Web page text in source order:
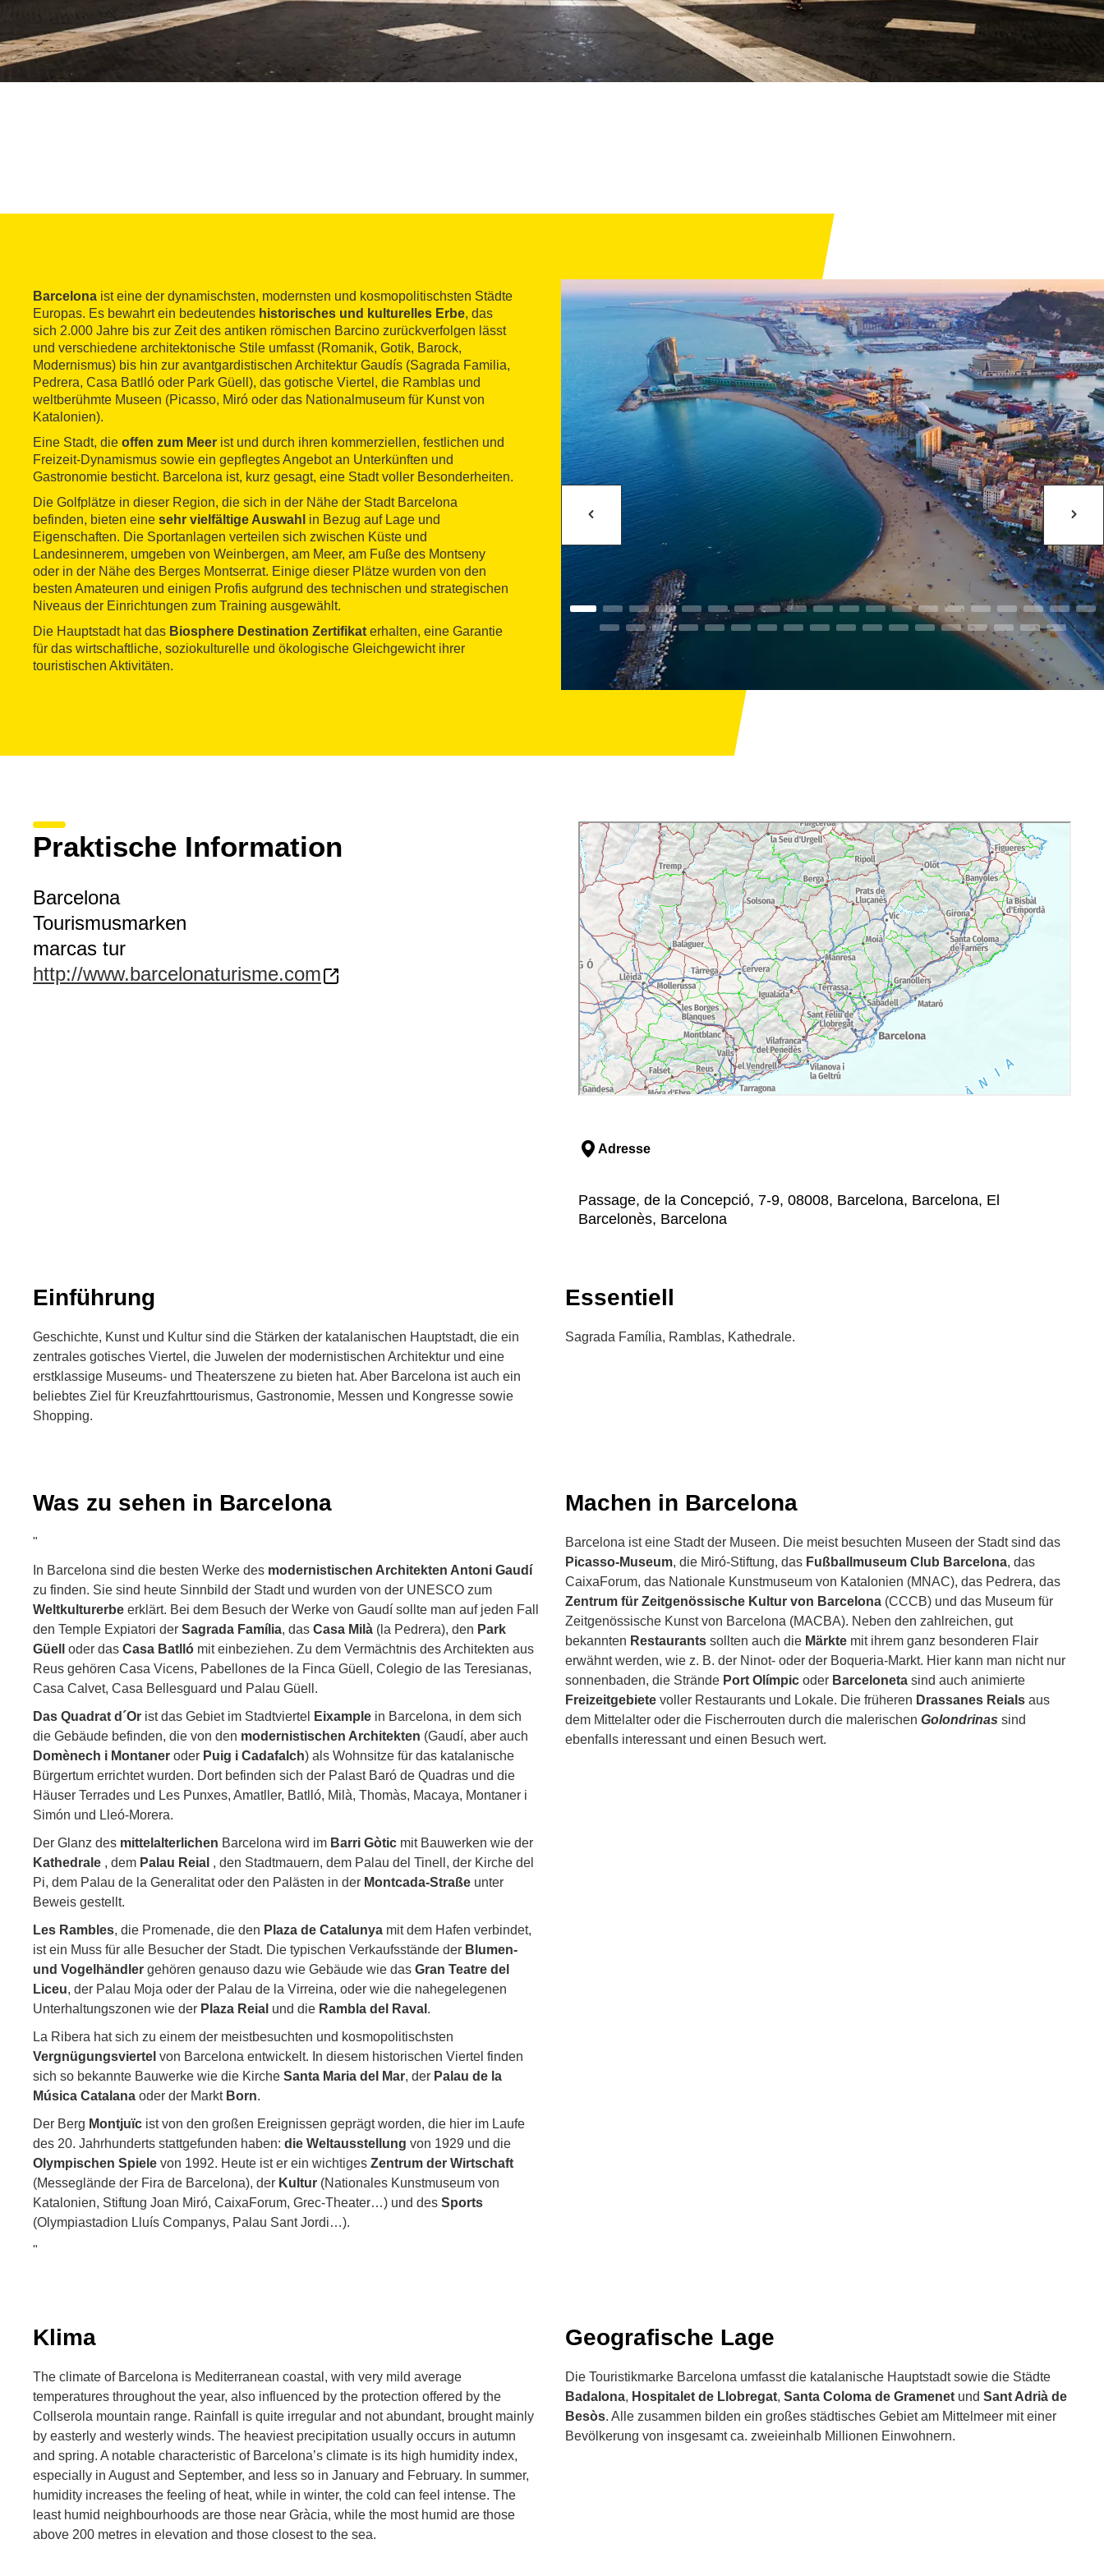
Barcelona ist eine der dynamischsten, modernsten und kosmopolitischsten Städte
Europas. Es bewahrt ein bedeutendes historisches und kulturelles Erbe, das
sich 2.000 Jahre bis zur Zeit des antiken römischen Barcino zurückverfolgen lässt
und verschiedene architektonische Stile umfasst (Romanik, Gotik, Barock,
Modernismus) bis hin zur avantgardistischen Architektur Gaudís (Sagrada Familia,
Pedrera, Casa Batlló oder Park Güell), das gotische Viertel, die Ramblas und
weltberühmte Museen (Picasso, Miró oder das Nationalmuseum für Kunst von
Katalonien).
Eine Stadt, die offen zum Meer ist und durch ihren kommerziellen, festlichen und
Freizeit-Dynamismus sowie ein gepflegtes Angebot an Unterkünften und
Gastronomie besticht. Barcelona ist, kurz gesagt, eine Stadt voller Besonderheiten.
Die Golfplätze in dieser Region, die sich in der Nähe der Stadt Barcelona
befinden, bieten eine sehr vielfältige Auswahl in Bezug auf Lage und
Eigenschaften. Die Sportanlagen verteilen sich zwischen Küste und
Landesinnerem, umgeben von Weinbergen, am Meer, am Fuße des Montseny
oder in der Nähe des Berges Montserrat. Einige dieser Plätze wurden von den
besten Amateuren und einigen Profis aufgrund des technischen und strategischen
Niveaus der Einrichtungen zum Training ausgewählt.
Die Hauptstadt hat das Biosphere Destination Zertifikat erhalten, eine Garantie
für das wirtschaftliche, soziokulturelle und ökologische Gleichgewicht ihrer
touristischen Aktivitäten.
Praktische Information
Barcelona
Tourismusmarken
marcas tur
http://www.barcelonaturisme.com
Adresse
Passage, de la Concepció, 7-9, 08008, Barcelona, Barcelona, El
Barcelonès, Barcelona
Einführung
Geschichte, Kunst und Kultur sind die Stärken der katalanischen Hauptstadt, die ein
zentrales gotisches Viertel, die Juwelen der modernistischen Architektur und eine
erstklassige Museums- und Theaterszene zu bieten hat. Aber Barcelona ist auch ein
beliebtes Ziel für Kreuzfahrttourismus, Gastronomie, Messen und Kongresse sowie
Shopping.
Essentiell
Sagrada Família, Ramblas, Kathedrale.
Was zu sehen in Barcelona
"
In Barcelona sind die besten Werke des modernistischen Architekten Antoni Gaudí
zu finden. Sie sind heute Sinnbild der Stadt und wurden von der UNESCO zum
Weltkulturerbe erklärt. Bei dem Besuch der Werke von Gaudí sollte man auf jeden Fall
den Temple Expiatori der Sagrada Família, das Casa Milà (la Pedrera), den Park
Güell
oder das Casa Batlló mit einbeziehen. Zu dem Vermächtnis des Architekten aus
Reus gehören Casa Vicens, Pabellones de la Finca Güell, Colegio de las Teresianas,
Casa Calvet, Casa Bellesguard und Palau Güell.
Das Quadrat d´Or ist das Gebiet im Stadtviertel Eixample in Barcelona, in dem sich
die Gebäude befinden, die von den modernistischen Architekten (Gaudí, aber auch
Domènech i Montaner oder Puig i Cadafalch) als Wohnsitze für das katalanische
Bürgertum errichtet wurden. Dort befinden sich der Palast Baró de Quadras und die
Häuser Terrades und Les Punxes, Amatller, Batlló, Milà, Thomàs, Macaya, Montaner i
Simón und Lleó-Morera.
Der Glanz des mittelalterlichen Barcelona wird im Barri Gòtic mit Bauwerken wie der
Kathedrale , dem Palau Reial , den Stadtmauern, dem Palau del Tinell, der Kirche del
Pi, dem Palau de la Generalitat oder den Palästen in der Montcada-Straße unter
Beweis gestellt.
Les Rambles, die Promenade, die den Plaza de Catalunya mit dem Hafen verbindet,
ist ein Muss für alle Besucher der Stadt. Die typischen Verkaufsstände der Blumen-
und Vogelhändler gehören genauso dazu wie Gebäude wie das Gran Teatre del
Liceu, der Palau Moja oder der Palau de la Virreina, oder wie die nahegelegenen
Unterhaltungszonen wie der Plaza Reial und die Rambla del Raval .
La Ribera hat sich zu einem der meistbesuchten und kosmopolitischsten
Vergnügungsviertel von Barcelona entwickelt. In diesem historischen Viertel finden
sich so bekannte Bauwerke wie die Kirche Santa Maria del Mar, der Palau de la
Música Catalana oder der Markt Born.
Der Berg Montjuïc ist von den großen Ereignissen geprägt worden, die hier im Laufe
des 20. Jahrhunderts stattgefunden haben: die Weltausstellung von 1929 und die
Olympischen Spiele von 1992. Heute ist er ein wichtiges Zentrum der Wirtschaft
(Messeglände der Fira de Barcelona), der Kultur (Nationales Kunstmuseum von
Katalonien, Stiftung Joan Miró, CaixaForum, Grec-Theater…) und des Sports
(Olympiastadion Lluís Companys, Palau Sant Jordi…).
"
Machen in Barcelona
Barcelona ist eine Stadt der Museen. Die meist besuchten Museen der Stadt sind das
Picasso-Museum, die Miró-Stiftung, das Fußballmuseum Club Barcelona, das
CaixaForum, das Nationale Kunstmuseum von Katalonien (MNAC), das Pedrera, das
Zentrum für Zeitgenössische Kultur von Barcelona (CCCB) und das Museum für
Zeitgenössische Kunst von Barcelona (MACBA). Neben den zahlreichen, gut
bekannten Restaurants sollten auch die Märkte mit ihrem ganz besonderen Flair
erwähnt werden, wie z. B. der Ninot- oder der Boqueria-Markt. Hier kann man nicht nur
sonnenbaden, die Strände Port Olímpic oder Barceloneta sind auch animierte
Freizeitgebiete voller Restaurants und Lokale. Die früheren Drassanes Reials aus
dem Mittelalter oder die Fischerrouten durch die malerischen Golondrinas sind
ebenfalls interessant und einen Besuch wert.
Klima
The climate of Barcelona is Mediterranean coastal, with very mild average
temperatures throughout the year, also influenced by the protection offered by the
Collserola mountain range. Rainfall is quite irregular and not abundant, brought mainly
by easterly and westerly winds. The heaviest precipitation usually occurs in autumn
and spring. A notable characteristic of Barcelona’s climate is its high humidity index,
especially in August and September, and less so in January and February. In summer,
humidity increases the feeling of heat, while in winter, the cold can feel intense. The
least humid neighbourhoods are those near Gràcia, while the most humid are those
above 200 metres in elevation and those closest to the sea.
Geografische Lage
Die Touristikmarke Barcelona umfasst die katalanische Hauptstadt sowie die Städte
Badalona, Hospitalet de Llobregat, Santa Coloma de Gramenet und Sant Adrià de
Besòs. Alle zusammen bilden ein großes städtisches Gebiet am Mittelmeer mit einer
Bevölkerung von insgesamt ca. zweieinhalb Millionen Einwohnern.